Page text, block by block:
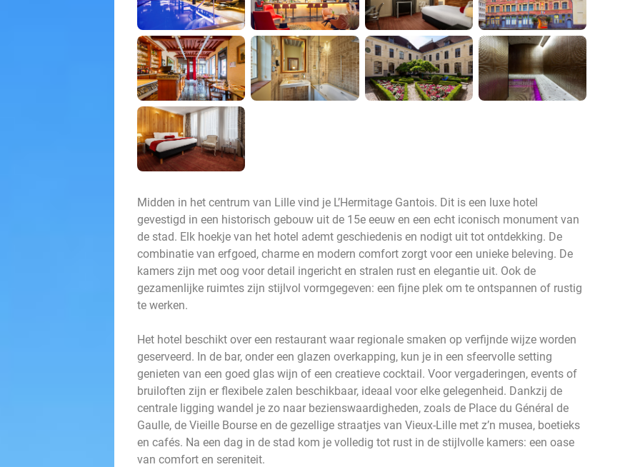
Midden in het centrum van Lille vind je L’Hermitage Gantois. Dit is een luxe hotel
gevestigd in een historisch gebouw uit de 15e eeuw en een echt iconisch monument van
de stad. Elk hoekje van het hotel ademt geschiedenis en nodigt uit tot ontdekking. De
combinatie van erfgoed, charme en modern comfort zorgt voor een unieke beleving. De
kamers zijn met oog voor detail ingericht en stralen rust en elegantie uit. Ook de
gezamenlijke ruimtes zijn stijlvol vormgegeven: een fijne plek om te ontspannen of rustig
te werken.
Het hotel beschikt over een restaurant waar regionale smaken op verfijnde wijze worden
geserveerd. In de bar, onder een glazen overkapping, kun je in een sfeervolle setting
genieten van een goed glas wijn of een creatieve cocktail. Voor vergaderingen, events of
bruiloften zijn er flexibele zalen beschikbaar, ideaal voor elke gelegenheid. Dankzij de
centrale ligging wandel je zo naar bezienswaardigheden, zoals de Place du Général de
Gaulle, de Vieille Bourse en de gezellige straatjes van Vieux-Lille met z’n musea, boetieks
en cafés. Na een dag in de stad kom je volledig tot rust in de stijlvolle kamers: een oase
van comfort en sereniteit.